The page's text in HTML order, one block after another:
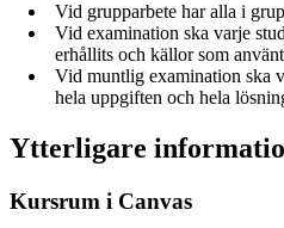
Vid grupparbete har alla i
Vid examination ska varje
erhållits och källor som
Vid muntlig examination ska
hela uppgiften och hela
Ytterligare
Kursrum i Canvas